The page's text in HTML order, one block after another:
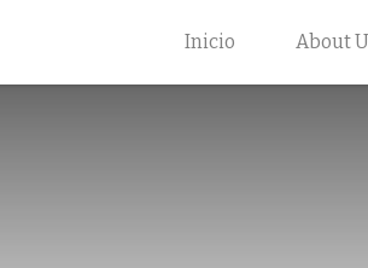
Inicio About